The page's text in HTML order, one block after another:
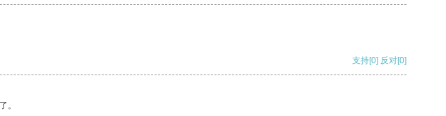
支持[0] 反对[0]
。